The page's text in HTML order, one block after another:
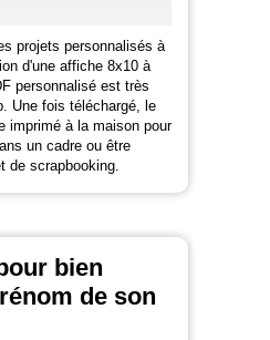
projets personnalisés à
d'une affiche 8x10 à
personnalisé est très
Une fois téléchargé, le
imprimé à la maison pour
un cadre ou être
de scrapbooking.
bien
de son